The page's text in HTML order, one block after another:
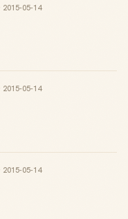
· 2015-05-14
· 2015-05-14
· 2015-05-14